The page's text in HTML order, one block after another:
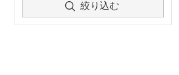
絞り込む